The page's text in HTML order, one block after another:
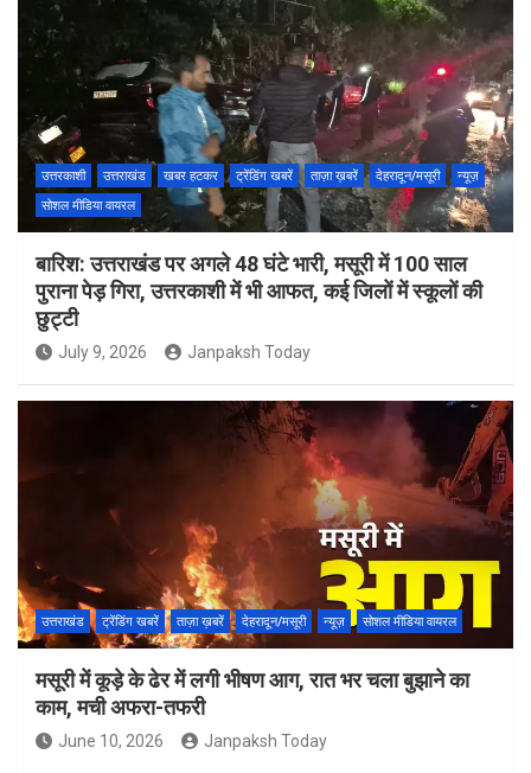
उत्तरकाशी उत्तराखंड खबर हटकर ट्रेंडिंग खबरें ताज़ा ख़बरें देहरादून/मसूरी
न्यूज़
सोशल मीडिया वायरल
बारिश: उत्तराखंड पर अगले 48 घंटे भारी, मसूरी में 100 साल
पुराना पेड़ गिरा, उत्तरकाशी में भी आफत, कई जिलों में स्कूलों की
छुट्टी
July 9, 2026 Janpaksh Today
उत्तराखंड ट्रेंडिंग खबरें ताज़ा ख़बरें देहरादून/मसूरी न्यूज़ सोशल मीडिया वायरल
मसूरी में कूड़े के ढेर में लगी भीषण आग, रात भर चला बुझाने का
काम, मची अफरा-तफरी
June 10, 2026 Janpaksh Today